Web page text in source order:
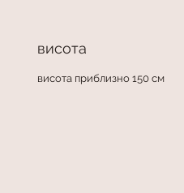
висота
висота приблизно 150 см